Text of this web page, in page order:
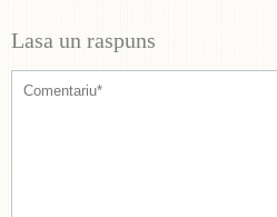
Lasa un raspuns